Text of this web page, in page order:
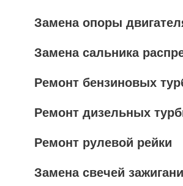
Замена опоры
Замена сальника
Ремонт бензиновых
Ремонт дизельных
Ремонт рулевой рейки
Замена свечей